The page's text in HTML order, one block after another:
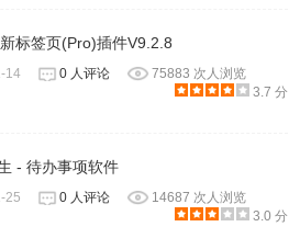
、大纲、备忘录等类型，如果想看
可选「Use a Template」直接套用
能速度上会更快一些。
标签页(Pro)插件V9.2.8
14 0 人评论
75883 次人浏览
3.7 分
- 待办事项软件
25 0 人评论
14687 次人浏览
3.0 分